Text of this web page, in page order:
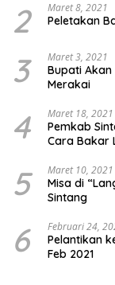
2 Maret 8, 2021
Peletakan
3 Maret 3, 2021
Bupati
Merakai
4 Maret 18, 2021
Pemkab
Cara Bakar
5 Maret 10, 2021
Misa di
Sintang
6 Februari 24,
Pelantikan
Feb 2021